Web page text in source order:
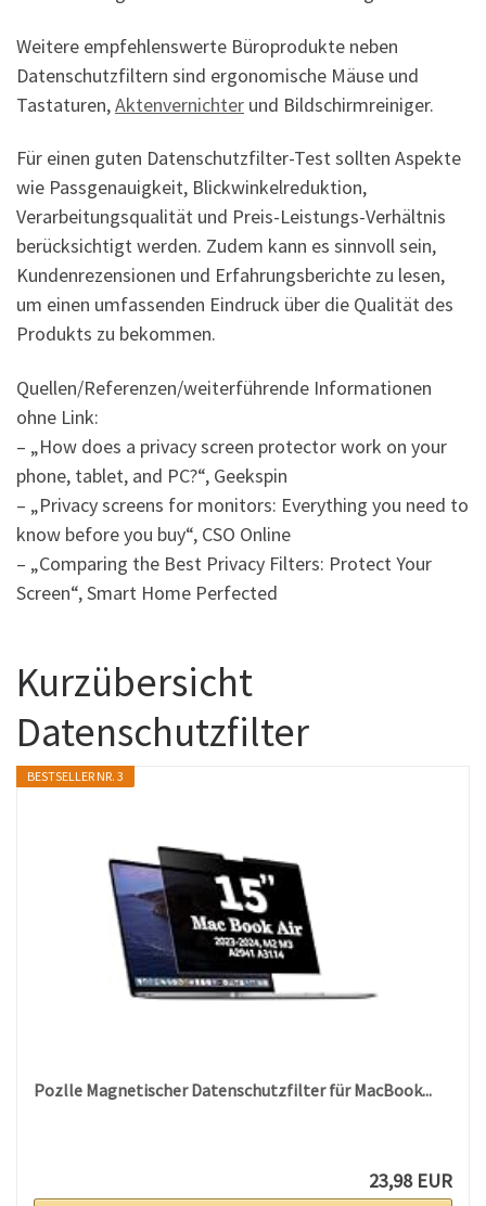
Weitere empfehlenswerte Büroprodukte neben
Datenschutzfiltern sind ergonomische Mäuse und
Tastaturen,Aktenvernichter und Bildschirmreiniger.
Für einen guten Datenschutzfilter-Test sollten Aspekte
wie Passgenauigkeit, Blickwinkelreduktion,
Verarbeitungsqualität und Preis-Leistungs-Verhältnis
berücksichtigt werden. Zudem kann es sinnvoll sein,
Kundenrezensionen und Erfahrungsberichte zu lesen,
um einen umfassenden Eindruck über die Qualität des
Produkts zu bekommen.
Quellen/Referenzen/weiterführende Informationen
ohne Link:
– „How does a privacy screen protector work on your
phone, tablet, and PC?“, Geekspin
– „Privacy screens for monitors: Everything you need to
know before you buy“, CSO Online
– „Comparing the Best Privacy Filters: Protect Your
Screen“, Smart Home Perfected
Kurzübersicht
Datenschutzfilter
BESTSELLER NR. 3
Pozlle Magnetischer Datenschutzfilter für MacBook...
23,98 EUR